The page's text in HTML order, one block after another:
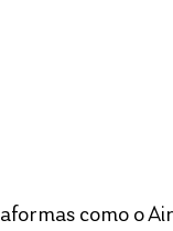
como o